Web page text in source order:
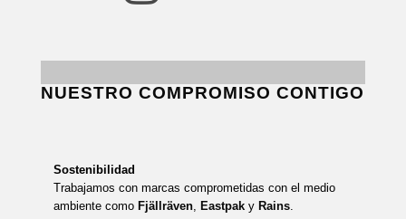
NUESTRO COMPROMISO CONTIGO
Sostenibilidad
Trabajamos con marcas comprometidas con el medio
ambiente como Fjällräven, Eastpak y Rains.